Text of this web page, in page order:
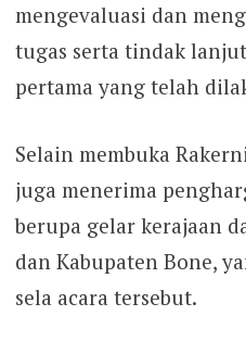
mengevaluasi dan
tugas serta tindak
pertama yang telah
Selain membuka
juga menerima
berupa gelar kerajaan
dan Kabupaten Bone,
sela acara tersebut.